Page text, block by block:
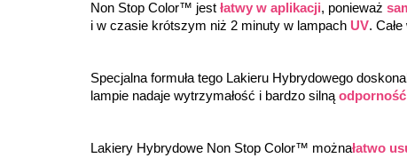
Non Stop Color™ jest łatwy w aplikacji, ponieważ
i w czasie krótszym niż 2 minuty w lampach UV.
Specjalna formuła tego Lakieru Hybrydowego
lampie nadaje wytrzymałość i bardzo silną
Lakiery Hybrydowe Non Stop Color™ możnałatwo